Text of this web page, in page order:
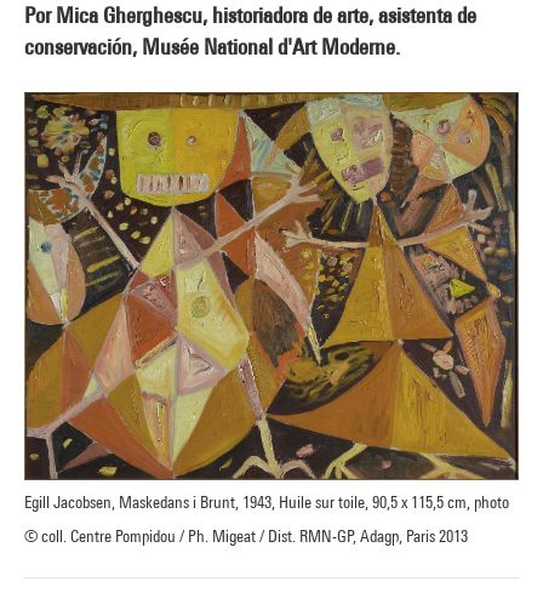
Por Mica Gherghescu, historiadora de arte, asistenta de
conservación, Musée National d'Art Moderne.
Egill Jacobsen, Maskedans i Brunt, 1943, Huile sur toile, 90,5 x 115,5 cm, photo
© coll. Centre Pompidou / Ph. Migeat / Dist. RMN-GP, Adagp, Paris 2013